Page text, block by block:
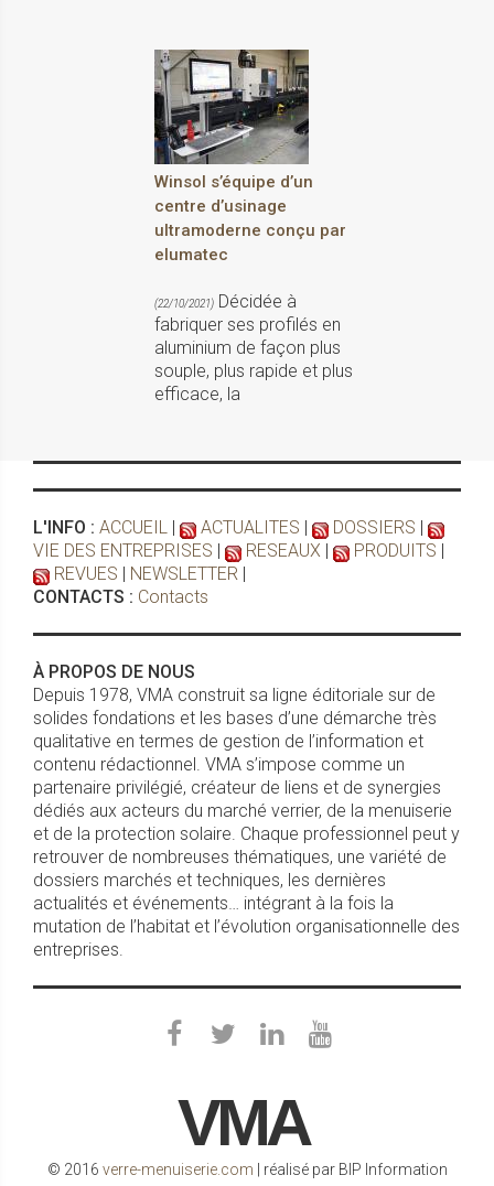
Winsol s’équipe d’un
centre d’usinage
ultramoderne conçu par
elumatec
(22/10/2021) Décidée à
fabriquer ses profilés en
aluminium de façon plus
souple, plus rapide et plus
efficace, la
L'INFO : ACCUEIL | ACTUALITES | DOSSIERS |
VIE DES ENTREPRISES | RESEAUX | PRODUITS |
REVUES | NEWSLETTER |
CONTACTS : Contacts
À PROPOS DE NOUS
Depuis 1978, VMA construit sa ligne éditoriale sur de
solides fondations et les bases d’une démarche très
qualitative en termes de gestion de l’information et
contenu rédactionnel. VMA s’impose comme un
partenaire privilégié, créateur de liens et de synergies
dédiés aux acteurs du marché verrier, de la menuiserie
et de la protection solaire. Chaque professionnel peut y
retrouver de nombreuses thématiques, une variété de
dossiers marchés et techniques, les dernières
actualités et événements… intégrant à la fois la
mutation de l’habitat et l’évolution organisationnelle des
entreprises.
VMA
© 2016 verre-menuiserie.com | réalisé par BIP Information